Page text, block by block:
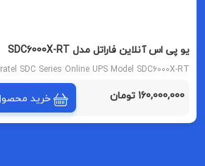
یو پی اس آنلاین فاراتل مدل SDC6000X-RT
SDC Series Online UPS Model SDC6000X-RT
160,000,000 تومان خرید